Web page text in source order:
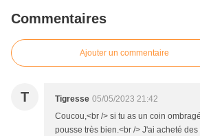
Commentaires
Ajouter un commentaire
T Tigresse 05/05/2023 21:42
Coucou,<br /> si tu as un coin
pousse très bien.<br /> J'ai acheté